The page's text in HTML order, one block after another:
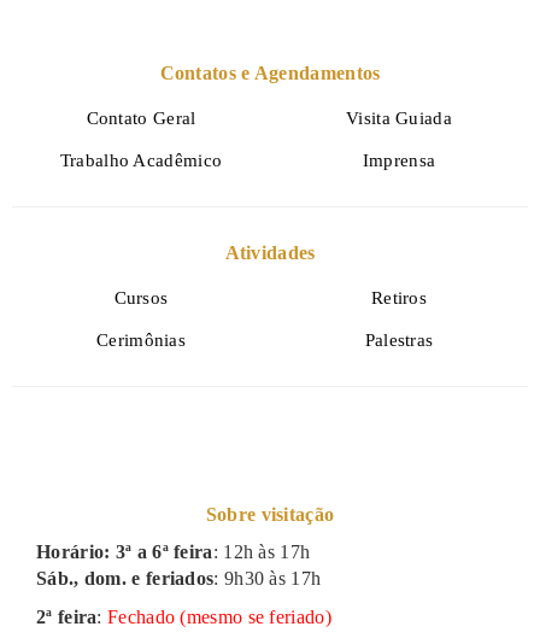
Sobre visitação
Horário: 3ª a 6ª feira: 12h às 17h
Sáb., dom. e feriados: 9h30 às 17h
2ª feira:Fechado (mesmo se feriado)
Contatos e Agendamentos
Contato Geral Visita Guiada
Trabalho Acadêmico Imprensa
Atividades
Cursos Retiros
Cerimônias Palestras